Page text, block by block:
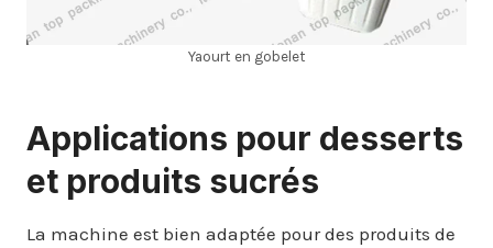
Yaourt en gobelet
Applications pour desserts
et produits sucrés
La machine est bien adaptée pour des produits de